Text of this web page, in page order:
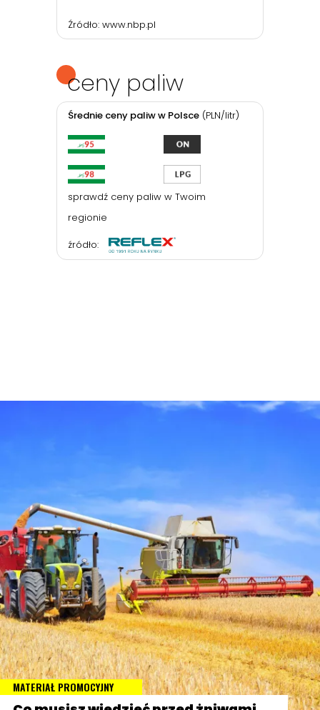
ceny paliw
Średnie ceny paliw w Polsce (PLN/litr)
sprawdź ceny paliw w Twoim
regionie
źródło:
Źródło: www.nbp.pl
MATERIAŁ PROMOCYJNY